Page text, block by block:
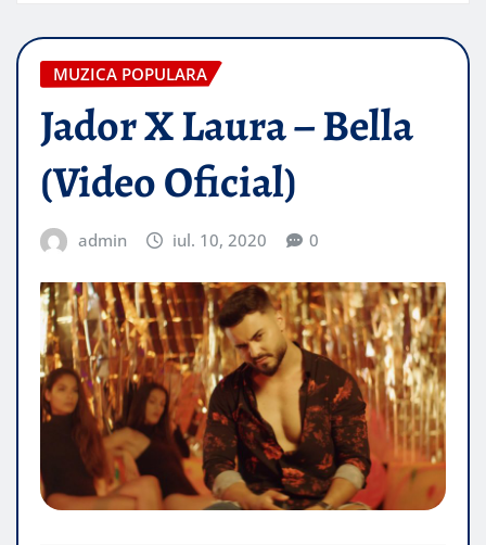
MUZICA POPULARA
Jador X Laura – Bella
(Video Oficial)
admin iul. 10, 2020 0